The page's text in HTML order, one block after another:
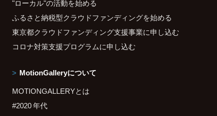
"ローカル"の活動を始める
ふるさと納税型クラウドファンディングを始める
東京都クラウドファンディング支援事業に申し込む
コロナ対策支援プログラムに申し込む
MotionGalleryについて
MOTIONGALLERYとは
#2020 年代